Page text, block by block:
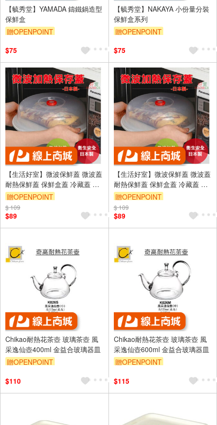
【毓秀堂】YAMADA 鑄鐵鍋造型
保鮮盒
贈OPENPOINT
$75
【毓秀堂】NAKAYA 小份量分裝
保鮮盒系列
贈OPENPOINT
$75
【生活好室】微波保鮮蓋 微波蓋
耐熱保鮮蓋 保鮮盒蓋 冷藏蓋 冰
箱收納蓋 微波爐蓋子 飯菜蓋 微
波加熱蓋 日本微波蓋
贈OPENPOINT
訂單滿999享9折
$ 109
$89
【生活好室】微波保鮮蓋 微波蓋
耐熱保鮮蓋 保鮮盒蓋 冷藏蓋 冰
箱收納蓋 微波爐蓋子 飯菜蓋 微
波加熱蓋 日本微波蓋
贈OPENPOINT
訂單滿999享9折
$ 109
$89
Chikao耐熱花茶壺 玻璃茶壺 風
采逸仙壺400ml 金益合玻璃器皿
贈OPENPOINT
$110
Chikao耐熱花茶壺 玻璃茶壺 風
采逸仙壺600ml 金益合玻璃器皿
贈OPENPOINT
$115